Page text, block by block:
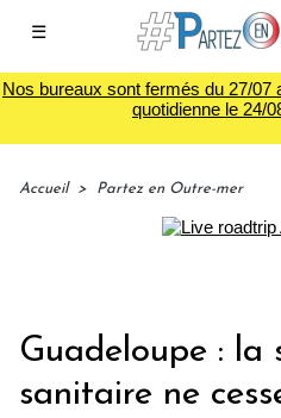
☰
Nos bureaux sont fermés du 27/07
quotidienne le 24/
Accueil > Partez en Outre-mer
Guadeloupe : la
sanitaire ne